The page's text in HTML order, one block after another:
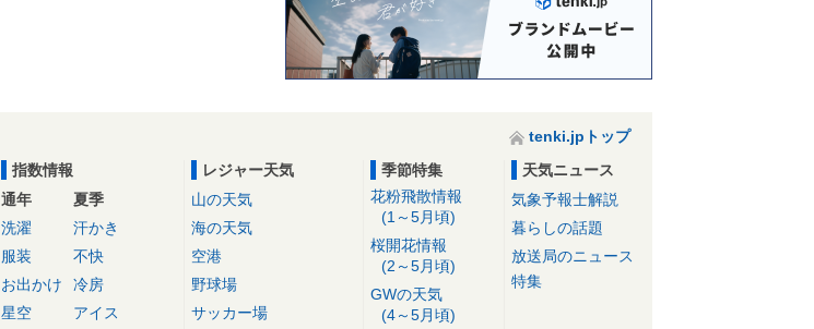
tenki.jpトップ
指数情報
通年
洗濯
服装
お出かけ
星空
夏季
汗かき
不快
冷房
アイス
レジャー天気
山の天気
海の天気
空港
野球場
サッカー場
季節特集
花粉飛散情報
(1～5月頃)
桜開花情報
(2～5月頃)
GWの天気
(4～5月頃)
天気ニュース
気象予報士解説
暮らしの話題
放送局のニュース
特集